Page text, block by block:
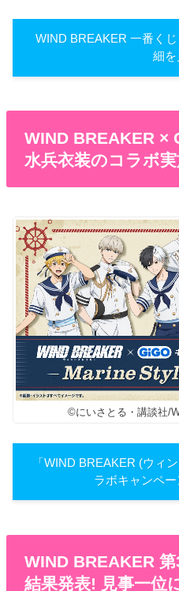
WIND BREAKER 一番く
細を
WIND BREAKER ×
水兵衣装のコラボ
©にいさとる・講談社/
「WIND BREAKER (ウィ
ラボキャンペ
WIND BREAKER
結果発表! 見事一位